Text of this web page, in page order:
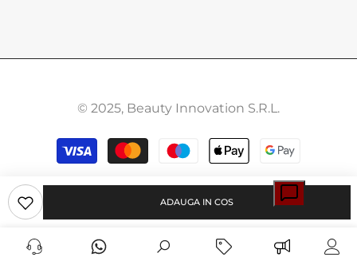
ADAUGA IN COS
© 2025, Beauty Innovation S.R.L.
Modalitati
de
plata